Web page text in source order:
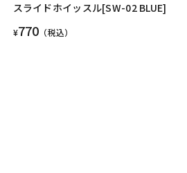
スライドホイッスル[SW-02 BLUE]
¥770 （税込）